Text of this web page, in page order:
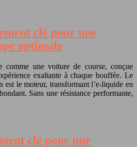
clé pour une
optimale
comme une voiture de course, conçue
exaltante à chaque bouffée. Le
est le moteur, transformant l’e-liquide en
Sans une résistance performante,
clé pour une